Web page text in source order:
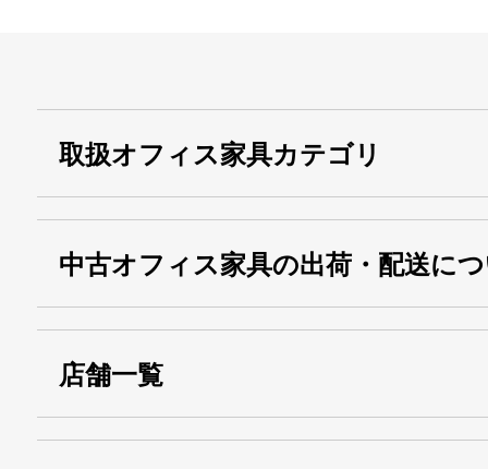
取扱オフィス家具カテゴリ
中古オフィス家具の出荷・配送に
店舗一覧